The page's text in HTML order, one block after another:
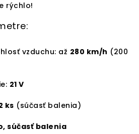
rýchlo!
vzduchu: až 280 km/h (200
21 V
ks (súčasť balenia)
súčasť balenia